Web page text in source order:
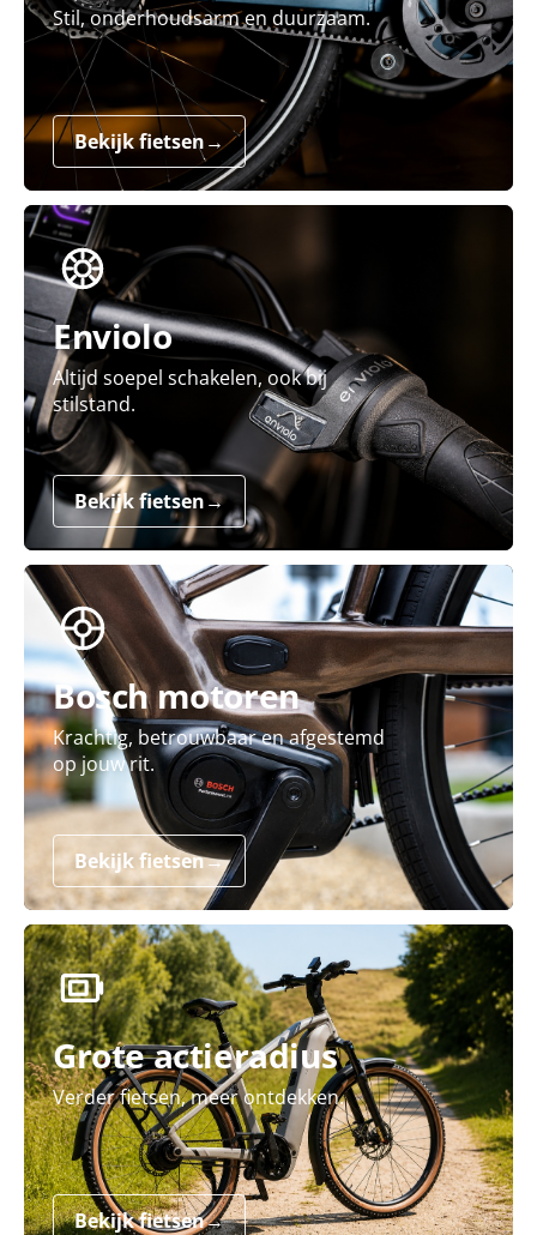
Stil, onderhoudsarm en duurzaam.
Bekijk fietsen→
Enviolo
Altijd soepel schakelen, ook bij
stilstand.
Bekijk fietsen→
Bosch motoren
Krachtig, betrouwbaar en afgestemd
op jouw rit.
Bekijk fietsen→
Grote actieradius
Verder fietsen, meer ontdekken.
Bekijk fietsen→